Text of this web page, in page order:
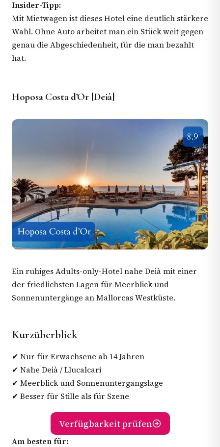
Insider-Tipp:
Mit Mietwagen ist dieses Hotel eine deutlich stärkere
Wahl. Ohne Auto arbeitet man ein Stück weit gegen
genau die Abgeschiedenheit, für die man bezahlt
hat.
Hoposa Costa d’Or [Deià]
Ein ruhiges Adults-only-Hotel nahe Deià mit einer
der friedlichsten Lagen für Meerblick und
Sonnenuntergänge an Mallorcas Westküste.
Kurzüberblick
✔ Nur für Erwachsene ab 14 Jahren
✔ Nahe Deià / Llucalcari
✔ Meerblick und Sonnenuntergangslage
✔ Besser für Stille als für Szene
Verfügbarkeit prüfen
Am besten für: